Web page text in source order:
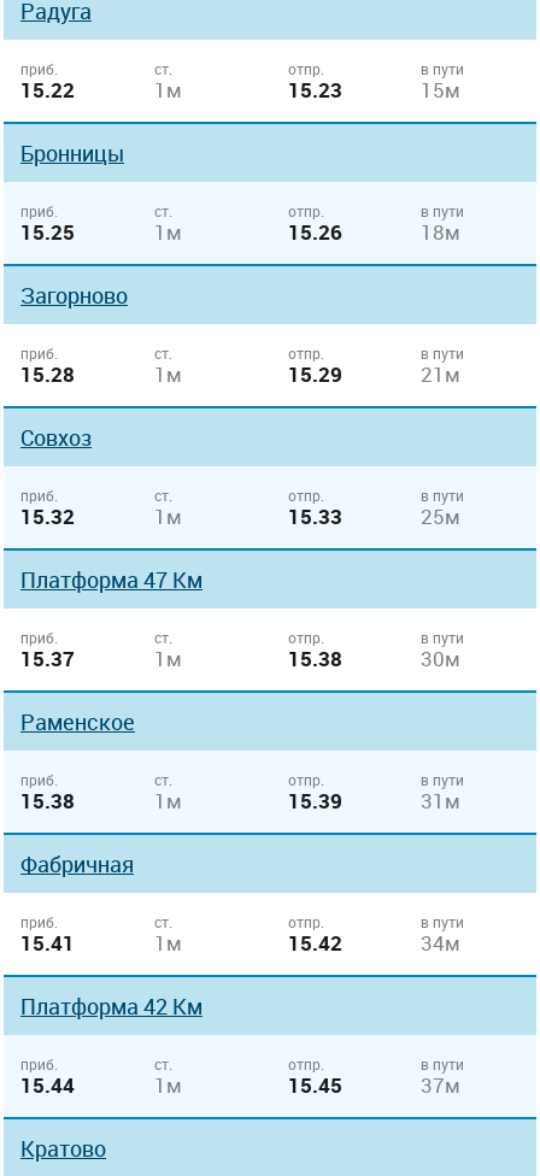
Радуга
приб.
15.22
ст.
1м
отпр.
15.23
в пути
15м
Бронницы
приб.
15.25
ст.
1м
отпр.
15.26
в пути
18м
Загорново
приб.
15.28
ст.
1м
отпр.
15.29
в пути
21м
Совхоз
приб.
15.32
ст.
1м
отпр.
15.33
в пути
25м
Платформа 47 Км
приб.
15.37
ст.
1м
отпр.
15.38
в пути
30м
Раменское
приб.
15.38
ст.
1м
отпр.
15.39
в пути
31м
Фабричная
приб.
15.41
ст.
1м
отпр.
15.42
в пути
34м
Платформа 42 Км
приб.
15.44
ст.
1м
отпр.
15.45
в пути
37м
Кратово